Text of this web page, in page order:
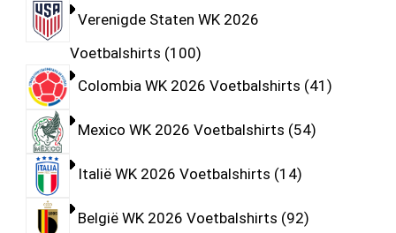
Verenigde Staten WK 2026
Voetbalshirts 100
Colombia WK 2026 Voetbalshirts 41
Mexico WK 2026 Voetbalshirts 54
Italië WK 2026 Voetbalshirts 14
België WK 2026 Voetbalshirts 92